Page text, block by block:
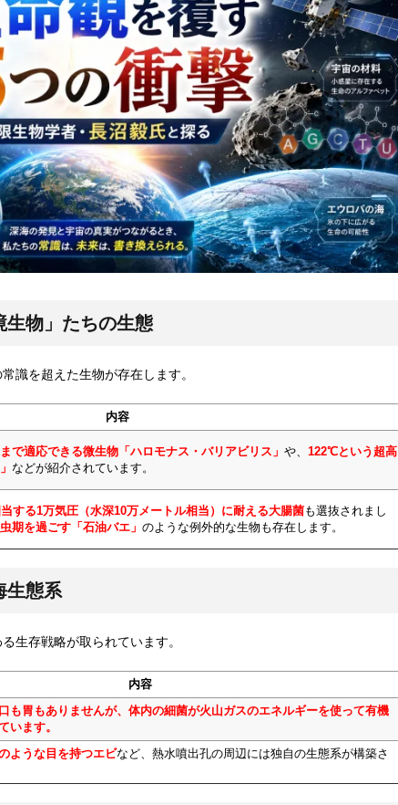
生物」たちの生態
識を超えた生物が存在します。
内容
で適応できる微生物「ハロモナス・バリアビリス」 や、 122℃という超高
などが紹介されています。
する1万気圧（水深10万メートル相当）に耐える大腸菌も選抜されまし
期を過ごす「石油バエ」 のような例外的な生物も存在します。
生態系
生存戦略が取られています。
内容
も胃もありませんが、体内の細菌が火山ガスのエネルギーを使って有機
います。
ような目を持つエビなど、熱水噴出孔の周辺には独自の生態系が構築さ